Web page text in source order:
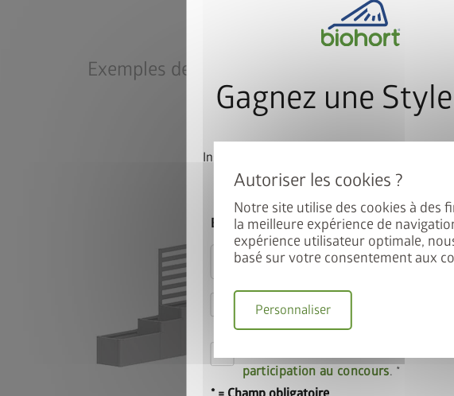
Notre site utilise des cookies à des
la meilleure expérience de
expérience utilisateur optimale,
basé sur votre consentement aux
Personnaliser
Exemples de configuration
Gagnez une
Inscrivez-vous dès maintenant à notre
participer automatiquement au tirage
E-mail
participation au concours.